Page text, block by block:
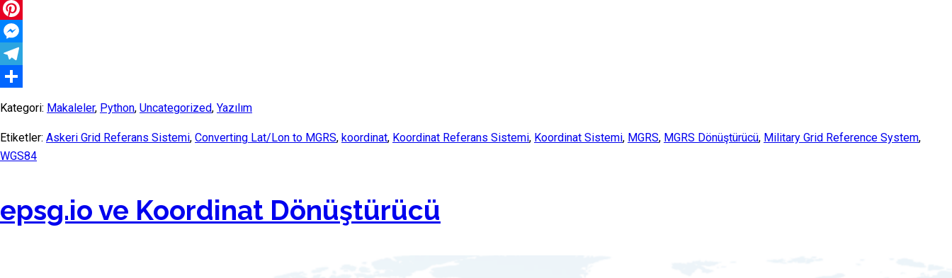
Email
Pinterest
Messenger
Telegram
Kategori: Makaleler, Python, Uncategorized, Yazılım
Etiketler: Askeri Grid Referans Sistemi, Converting Lat/Lon to MGRS, koordinat, Koordinat Referans Sistemi, Koordinat Sistemi, MGRS, MGRS Dönüştürücü, Military Grid Reference System,
WGS84
epsg.io ve Koordinat Dönüştürücü